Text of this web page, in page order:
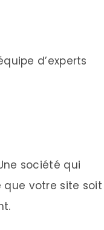
d’experts
société qui
que votre site soit